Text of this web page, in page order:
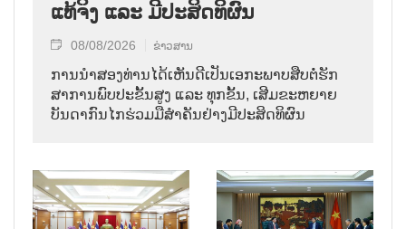
ແທ້​ຈິງ ແລະ ມີ​ປະ​ສິດ​ທິ​ຜົນ
08/08/2026 ຂ່າວສານ
ການ​ນຳ​ສອງ​ທ່ານ​ໄດ້​ເຫັນ​ດີ​ເປັນ​ເອ​ກະ​ພາບ​ສືບ​ຕໍ່​ຮັກ​
ສາ​ການ​ພົບ​ປະ​ຂັ້ນ​ສູງ ແລະ ທຸກ​ຂັ້ນ, ເສີມ​ຂະ​ຫຍາຍ​
ບັນ​ດາ​ກົນ​ໄກ​ຮ່ວມ​ມື​ສຳ​ຄັນ​ຢ່າງ​ມີ​ປະ​ສິດ​ທິ​ຜົນ